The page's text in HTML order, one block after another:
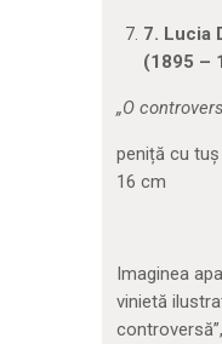
7. Lucia
(1895 –
„O
peniță cu
16 cm
Imaginea
vinietă